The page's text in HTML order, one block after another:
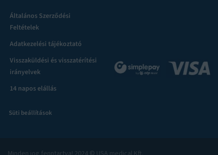
Általános Szerződési
Feltételek
Adatkezelési tájékoztató
Visszaküldési és visszatérítési
irányelvek
14 napos elállás
Süti beállítások